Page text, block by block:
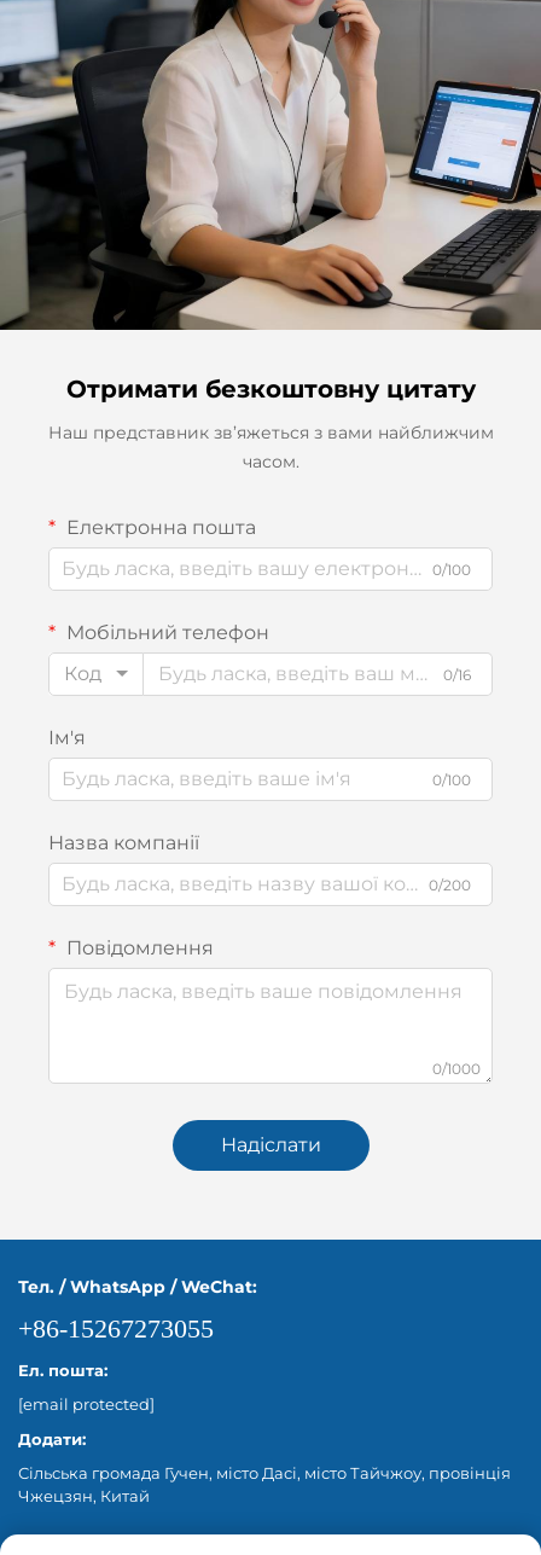
Отримати безкоштовну цитату
Наш представник зв’яжеться з вами найближчим
часом.
Електронна пошта
0/100
Мобільний телефон
Код
0/16
Ім'я
0/100
Назва компанії
0/200
Повідомлення
0/1000
Надіслати
Тел. / WhatsApp / WeChat:
+86-15267273055
Ел. пошта:
[email protected]
Додати:
Сільська громада Гучен, місто Дасі, місто Тайчжоу, провінція
Чжецзян, Китай